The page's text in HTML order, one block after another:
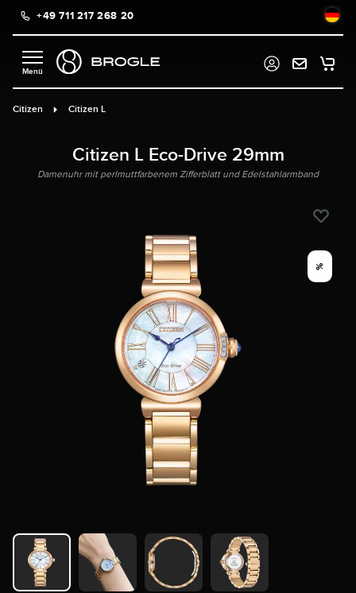
springen
+49 711 217 268 20
Citizen Citizen L
Citizen L Eco-Drive 29mm
Damenuhr mit perlmuttfarbenem Zifferblatt und Edelstahlarmband
%